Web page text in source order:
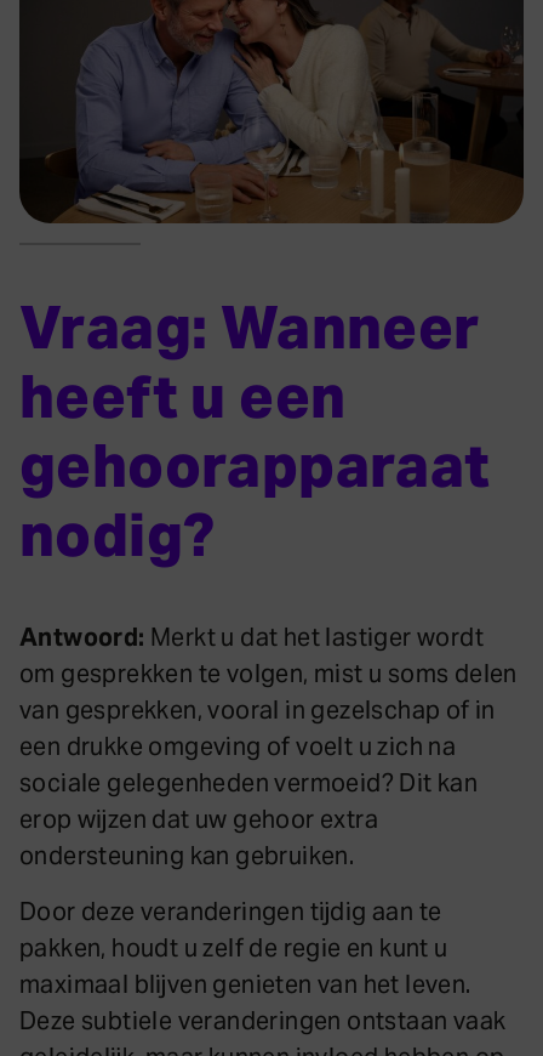
Vraag: Wanneer
heeft u een
gehoorapparaat
nodig?
Antwoord: Merkt u dat het lastiger wordt
om gesprekken te volgen, mist u soms delen
van gesprekken, vooral in gezelschap of in
een drukke omgeving of voelt u zich na
sociale gelegenheden vermoeid? Dit kan
erop wijzen dat uw gehoor extra
ondersteuning kan gebruiken.
Door deze veranderingen tijdig aan te
pakken, houdt u zelf de regie en kunt u
maximaal blijven genieten van het leven.
Deze subtiele veranderingen ontstaan vaak